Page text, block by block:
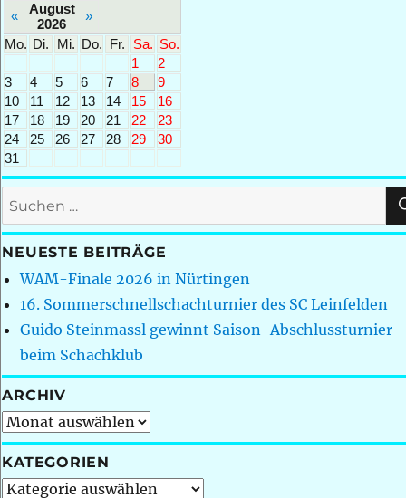
«
August
2026
»
Mo. Di. Mi. Do. Fr. Sa. So.
1
2
3
4 5 6 7 8
9
10
11 12 13 14 15
16
17
18 19 20 21 22
23
24
25 26 27 28 29
30
31
Suchen
nach:
NEUESTE BEITRÄGE
WAM-Finale 2026 in Nürtingen
16. Sommerschnellschachturnier des SC Leinfelden
Guido Steinmassl gewinnt Saison-Abschlussturnier
beim Schachklub
ARCHIV
Archiv
KATEGORIEN
Kategorien